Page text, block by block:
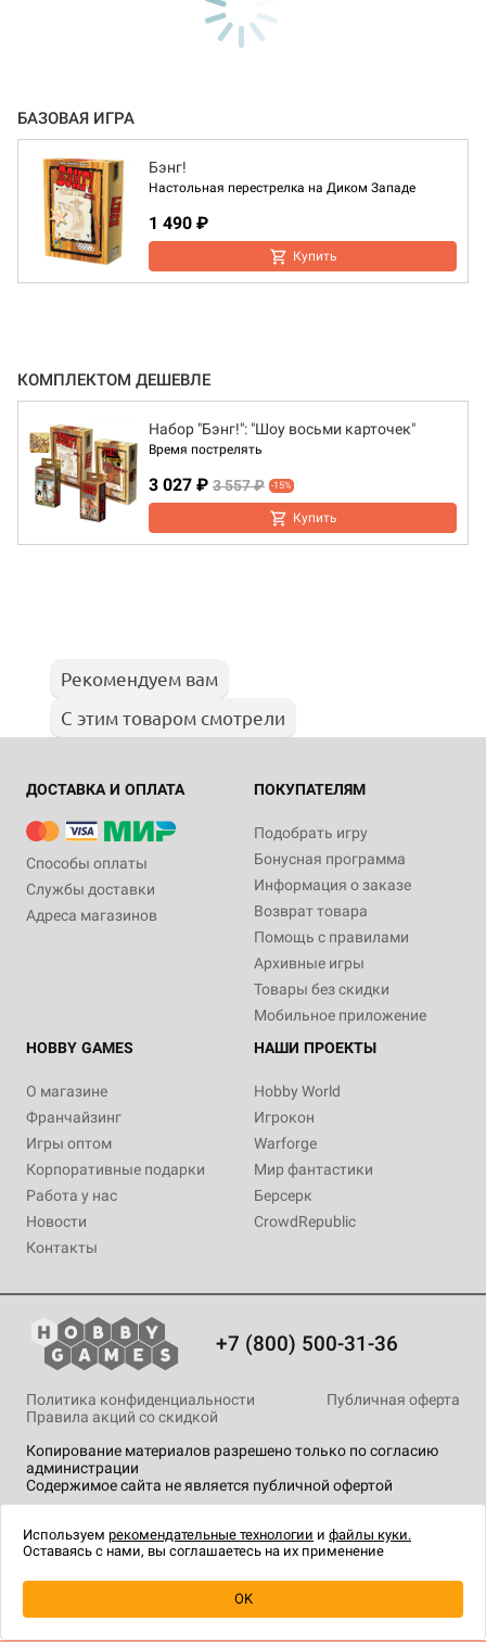
Купить
БАЗОВАЯ ИГРА
Бэнг!
Настольная перестрелка на Диком Западе
1 490 ₽
Купить
КОМПЛЕКТОМ ДЕШЕВЛЕ
Набор "Бэнг!": "Шоу восьми карточек"
Время пострелять
3 027 ₽ 3 557 ₽ -15%
Купить
Рекомендуем вам
С этим товаром смотрели
ДОСТАВКА И ОПЛАТА
Способы оплаты
Службы доставки
Адреса магазинов
ПОКУПАТЕЛЯМ
Подобрать игру
Бонусная программа
Информация о заказе
Возврат товара
Помощь с правилами
Архивные игры
Товары без скидки
Мобильное приложение
HOBBY GAMES
О магазине
Франчайзинг
Игры оптом
Корпоративные подарки
Работа у нас
Новости
Контакты
НАШИ ПРОЕКТЫ
Hobby World
Игрокон
Warforge
Мир фантастики
Берсерк
CrowdRepublic
+7 (800) 500-31-36
Копирование материалов разрешено только по согласию
администрации
Содержимое сайта не является публичной офертой
Политика конфиденциальности
Публичная оферта
Правила акций со скидкой
технологии.
Используем рекомендательные технологии и файлы куки.
Оставаясь с нами, вы соглашаетесь на их применение
OK